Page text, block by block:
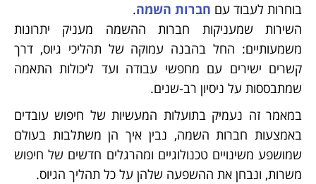
בוחרות לעבוד עם חברות השמה.
השירות שמעניקות חברות ההשמה מעניק יתרונות
משמעותיים: החל בהבנה עמוקה של תהליכי גיוס, דרך
קשרים ישירים עם מחפשי עבודה ועד ליכולות התאמה
שמתבססות על ניסיון רב-שנים.
במאמר זה נעמיק בתועלות המעשיות של חיפוש עובדים
באמצעות חברות השמה, נבין איך הן משתלבות בעולם
שמושפע משינויים טכנולוגיים ומהרגלים חדשים של חיפוש
משרות, ונבחן את ההשפעה שלהן על כל תהליך הגיוס.